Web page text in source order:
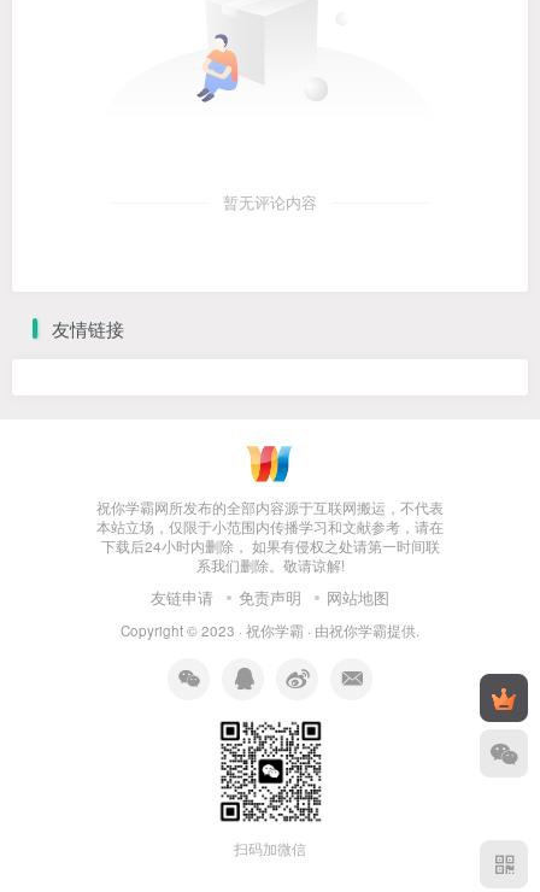
暂无评论内容
友情链接
祝你学霸网所发布的全部内容源于互联网搬运，不代表
本站立场，仅限于小范围内传播学习和文献参考，请在
下载后24小时内删除， 如果有侵权之处请第一时间联
系我们删除。敬请谅解!
友链申请 免责声明 网站地图
Copyright © 2023 · 祝你学霸 · 由祝你学霸提供.
扫码加微信